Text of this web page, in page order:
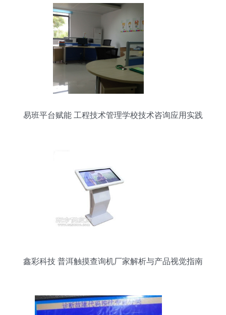
易班平台赋能 工程技术管理学校技术咨询应用实践
鑫彩科技 普洱触摸查询机厂家解析与产品视觉指南